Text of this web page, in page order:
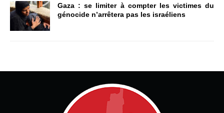
Gaza : se limiter à compter les victimes du
génocide n’arrêtera pas les israéliens